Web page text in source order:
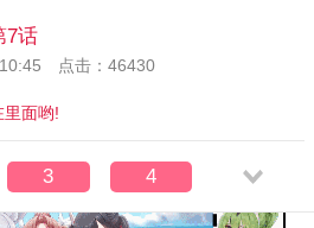
7话
点击：46430
里面哟!
3 4